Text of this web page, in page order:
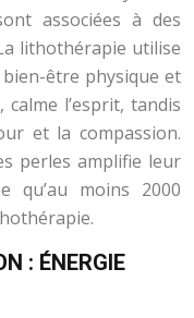
associées à des
lithothérapie utilise
être physique et
calme l’esprit, tandis
et la compassion.
perles amplifie leur
qu’au moins 2000
: ÉNERGIE